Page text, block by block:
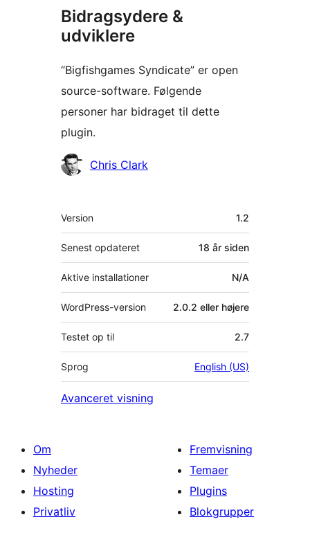
Bidragsydere &
udviklere
“Bigfishgames Syndicate” er open
source-software. Følgende
personer har bidraget til dette
plugin.
Bidragsydere
Chris Clark
Meta
Version 1.2
Senest opdateret 18 år siden
Aktive installationer N/A
WordPress-version 2.0.2 eller højere
Testet op til 2.7
Sprog English (US)
Avanceret visning
Om
Nyheder
Hosting
Privatliv
Fremvisning
Temaer
Plugins
Blokgrupper